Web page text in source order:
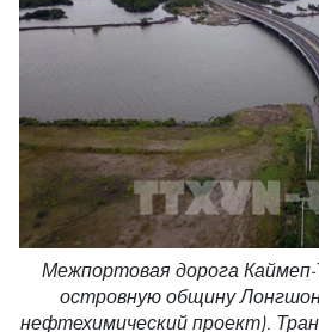
Межпортовая дорога
островную общину
нефтехимический проект).